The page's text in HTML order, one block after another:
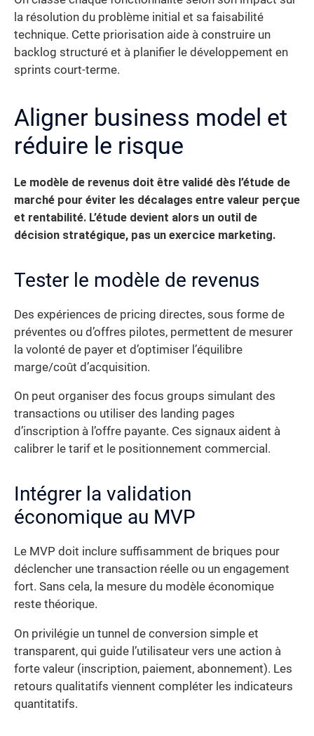
la résolution du problème initial et sa faisabilité
technique. Cette priorisation aide à construire un
backlog structuré et à planifier le développement en
sprints court-terme.
Aligner business model et
réduire le risque
Le modèle de revenus doit être validé dès l’étude de
marché pour éviter les décalages entre valeur perçue
et rentabilité. L’étude devient alors un outil de
décision stratégique, pas un exercice marketing.
Tester le modèle de revenus
Des expériences de pricing directes, sous forme de
préventes ou d’offres pilotes, permettent de mesurer
la volonté de payer et d’optimiser l’équilibre
marge/coût d’acquisition.
On peut organiser des focus groups simulant des
transactions ou utiliser des landing pages
d’inscription à l’offre payante. Ces signaux aident à
calibrer le tarif et le positionnement commercial.
Intégrer la validation
économique au MVP
Le MVP doit inclure suffisamment de briques pour
déclencher une transaction réelle ou un engagement
fort. Sans cela, la mesure du modèle économique
reste théorique.
On privilégie un tunnel de conversion simple et
transparent, qui guide l’utilisateur vers une action à
forte valeur (inscription, paiement, abonnement). Les
retours qualitatifs viennent compléter les indicateurs
quantitatifs.